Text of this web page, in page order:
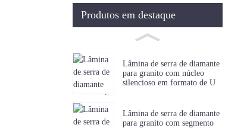
Produtos em destaque
Lâmina de serra de diamante
para granito com núcleo
silencioso em formato de U
Lâmina de serra de diamante
para granito com segmento